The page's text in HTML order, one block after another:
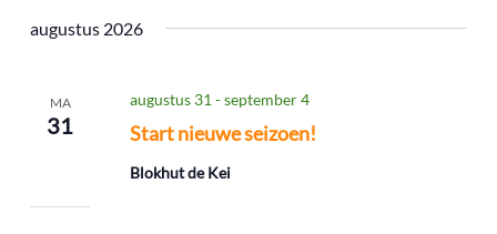
een
augustus 2026
MA
31 Start nieuwe seizoen!
augustus 31 -september 4
Blokhut de Kei